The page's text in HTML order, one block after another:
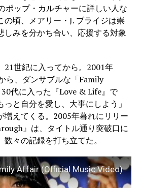
ポップ・カルチャーに詳しい人な
の頃、メアリー・J. ブライジは崇
しみを分かち合い、応援する対象
21世紀に入ってから。2001年
ら、ダンサブルな「Family
代に入った『Love & Life』で
と自分を愛し、大事にしよう」
増えてくる。2005年暮れにリリー
』は、タイトル通り突破口に
々の記録を打ち立てた。
Affair (Official Music Video)